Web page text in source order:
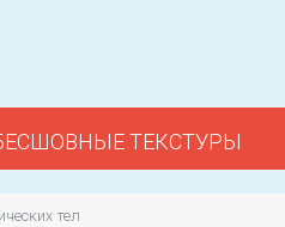
ТЕКСТУРЫ
тел